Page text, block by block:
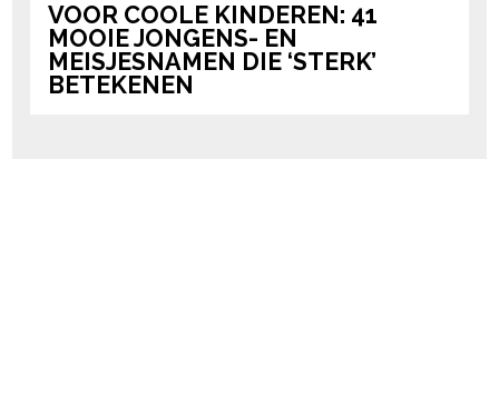
VOOR COOLE KINDEREN: 41
MOOIE JONGENS- EN
MEISJESNAMEN DIE ‘STERK’
BETEKENEN